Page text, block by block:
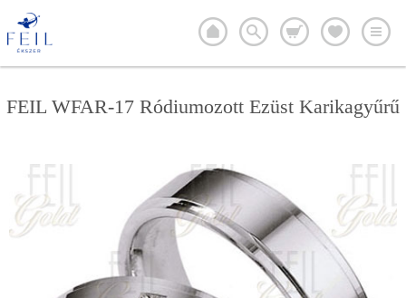
FEIL WFAR-17 Ródiumozott Ezüst Karikagyűrű